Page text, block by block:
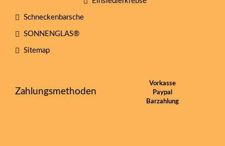
Schneckenbarsche
SONNENGLAS®
Sitemap
Zahlungsmethoden
Vorkasse
Paypal
Barzahlung